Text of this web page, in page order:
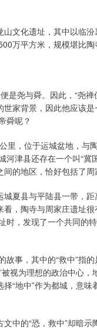
文化遗址，其中以临
万平方米，规模堪比
尧与舜。因此，“尧禅
家背景，因此他应该
舜呢？
，位于运城盆地，与
津县还存在一个叫“冀
的地区，恰好包括了周
夏县与平陆县一带，
，陶寺与周家庄遗址
，发现了一个共同的
故事，其中的“救中”指
视为理想的政治中心
“地中”作为都城，意
中的“恐，救中”却暗示